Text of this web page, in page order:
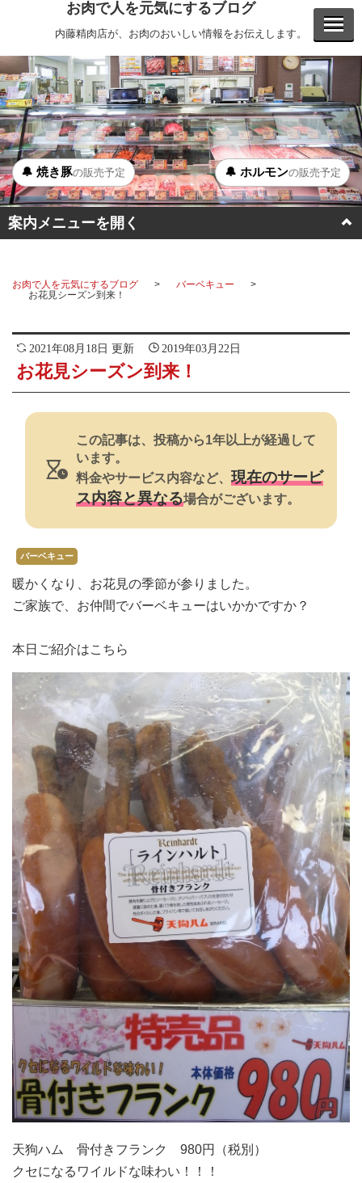
お肉で人を元気にするブログ
内藤精肉店が、お肉のおいしい情報をお伝えします。
案内メニューを開く
ステーキ
ホルモン
焼肉
カレー・シチュー
餃子・中華
公式ホームページ
🔔 焼き豚の販売予定 🔔 ホルモンの販売予定
お肉で人を元気にするブログ
バーベキュー
お花見シーズン到来！
2021年08月18日 更新 2019年03月22日
お花見シーズン到来！
この記事は、投稿から1年以上が経過して
います。
料金やサービス内容など、 現在のサービ
ス内容と異なる場合がございます。
バーベキュー
暖かくなり、お花見の季節が参りました。
ご家族で、お仲間でバーベキューはいかかですか？
本日ご紹介はこちら
天狗ハム 骨付きフランク 980円（税別）
クセになるワイルドな味わい！！！